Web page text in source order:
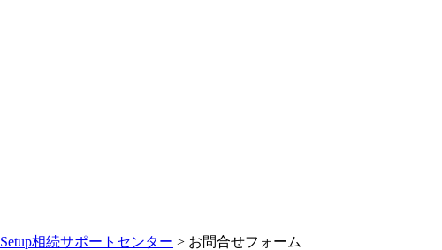
Setup相続サポートセンター > お問合せフォーム